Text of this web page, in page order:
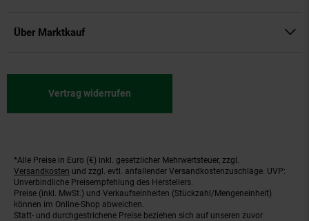
Über Marktkauf
Vertrag widerrufen
Fußnoten
*Alle Preise in Euro (€) inkl. gesetzlicher Mehrwertsteuer, zzgl.
Versandkosten und zzgl. evtl. anfallender Versandkostenzuschläge. UVP:
Unverbindliche Preisempfehlung des Herstellers.
Preise (inkl. MwSt.) und Verkaufseinheiten (Stückzahl/Mengeneinheit)
können im Online-Shop abweichen.
Statt- und durchgestrichene Preise beziehen sich auf unseren zuvor